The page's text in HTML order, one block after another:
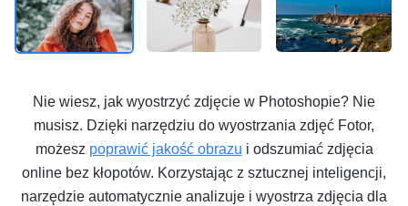
Nie wiesz, jak wyostrzyć zdjęcie w Photoshopie? Nie
musisz. Dzięki narzędziu do wyostrzania zdjęć Fotor,
możesz poprawić jakość obrazu i odszumiać zdjęcia
online bez kłopotów. Korzystając z sztucznej inteligencji,
narzędzie automatycznie analizuje i wyostrza zdjęcia dla